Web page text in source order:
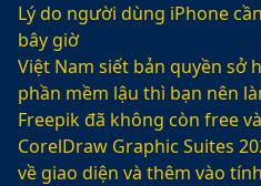
Lý do người dùng iPhone
bây giờ
Việt Nam siết bản quyền sở
phần mềm lậu thì bạn nên
Freepik đã không còn free
CorelDraw Graphic Suites
về giao diện và thêm vào